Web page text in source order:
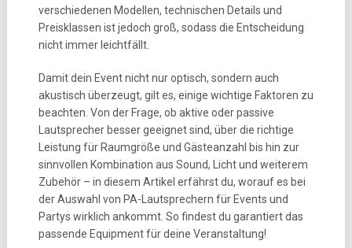
verschiedenen Modellen, technischen Details und
Preisklassen ist jedoch groß, sodass die Entscheidung
nicht immer leichtfällt.
Damit dein Event nicht nur optisch, sondern auch
akustisch überzeugt, gilt es, einige wichtige Faktoren zu
beachten. Von der Frage, ob aktive oder passive
Lautsprecher besser geeignet sind, über die richtige
Leistung für Raumgröße und Gästeanzahl bis hin zur
sinnvollen Kombination aus Sound, Licht und weiterem
Zubehör – in diesem Artikel erfährst du, worauf es bei
der Auswahl von PA-Lautsprechern für Events und
Partys wirklich ankommt. So findest du garantiert das
passende Equipment für deine Veranstaltung!